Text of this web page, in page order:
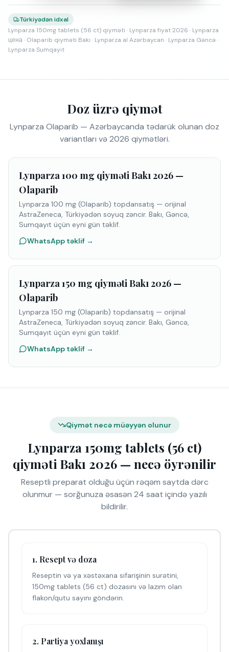
Türkiyədən idxal
Lynparza 150mg tablets (56 ct) qiyməti · Lynparza fiyat 2026 · Lynparza
цена · Olaparib qiyməti Bakı · Lynparza al Azərbaycan · Lynparza Gəncə ·
Lynparza Sumqayıt
Doz üzrə qiymət
Lynparza Olaparib — Azərbaycanda tədarük olunan doz
variantları və 2026 qiymətləri.
Lynparza 100 mg qiyməti Bakı 2026 —
Olaparib
Lynparza 100 mg (Olaparib) topdansatış — orijinal
AstraZeneca, Türkiyədən soyuq zəncir. Bakı, Gəncə,
Sumqayıt üçün eyni gün təklif.
WhatsApp təklif →
Lynparza 150 mg qiyməti Bakı 2026 —
Olaparib
Lynparza 150 mg (Olaparib) topdansatış — orijinal
AstraZeneca, Türkiyədən soyuq zəncir. Bakı, Gəncə,
Sumqayıt üçün eyni gün təklif.
WhatsApp təklif →
Qiymət necə müəyyən olunur
Lynparza 150mg tablets (56 ct)
qiyməti Bakı 2026 — necə öyrənilir
Reseptli preparat olduğu üçün rəqəm saytda dərc
olunmur — sorğunuza əsasən 24 saat içində yazılı
bildirilir.
1. Resept və doza
Reseptin və ya xəstəxana sifarişinin surətini,
150mg tablets (56 ct) dozasını və lazım olan
flakon/qutu sayını göndərin.
2. Partiya yoxlanışı